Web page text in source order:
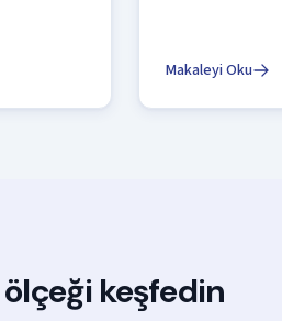
Makaleyi Oku
keşfedin